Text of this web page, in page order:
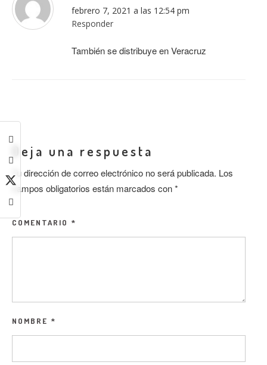
febrero 7, 2021 a las 12:54 pm
Responder
También se distribuye en Veracruz
Deja una respuesta
Tu dirección de correo electrónico no será publicada. Los
campos obligatorios están marcados con*
COMENTARIO *
NOMBRE *